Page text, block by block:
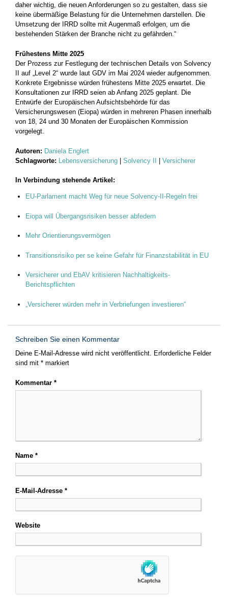
daher wichtig, die neuen Anforderungen so zu gestalten, dass sie
keine übermäßige Belastung für die Unternehmen darstellen. Die
Umsetzung der IRRD sollte mit Augenmaß erfolgen, um die
bestehenden Stärken der Branche nicht zu gefährden.“
Frühestens Mitte 2025
Der Prozess zur Festlegung der technischen Details von Solvency
II auf „Level 2“ wurde laut GDV im Mai 2024 wieder aufgenommen.
Konkrete Ergebnisse würden frühestens Mitte 2025 erwartet. Die
Konsultationen zur IRRD seien ab Anfang 2025 geplant. Die
Entwürfe der Europäischen Aufsichtsbehörde für das
Versicherungswesen (Eiopa) würden in mehreren Phasen innerhalb
von 18, 24 und 30 Monaten der Europäischen Kommission
vorgelegt.
Autoren: Daniela Englert
Schlagworte: Lebensversicherung | Solvency II | Versicherer
In Verbindung stehende Artikel:
EU-Parlament macht Weg für neue Solvency-II-Regeln frei
Eiopa will Übergangsrisiken besser abfedern
Mehr Orientierungsvermögen
Transitionsrisiko per se keine Gefahr für Finanzstabilität in EU
Versicherer und EbAV kritisieren Nachhaltigkeits-
Berichtspflichten
„Versicherer würden mehr in Verbriefungen investieren“
Schreiben Sie einen Kommentar
Deine E-Mail-Adresse wird nicht veröffentlicht. Erforderliche Felder
sind mit * markiert
Kommentar *
Name *
E-Mail-Adresse *
Website